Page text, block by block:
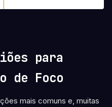
para
de Foco
mais comuns e, muitas